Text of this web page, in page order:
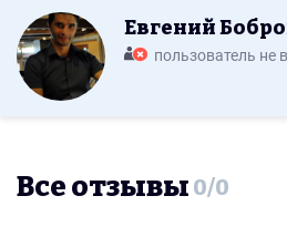
Евгений
пользователь не
Все отзывы 0/0